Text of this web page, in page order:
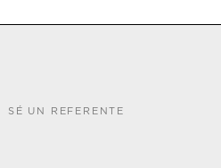
SÉ UN REFERENTE